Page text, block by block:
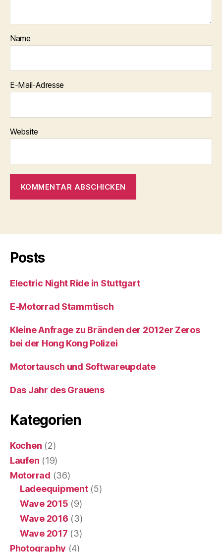
Name
E-Mail-Adresse
Website
Posts
Electric Night Ride in Stuttgart
E-Motorrad Stammtisch
Kleine Anfrage zu Bränden der 2012er Zeros
bei der Hong Kong Polizei
Motortausch und Softwareupdate
Das Jahr des Grauens
Kategorien
Kochen (2)
Laufen (19)
Motorrad (36)
Ladeequipment(5)
Wave 2015 (9)
Wave 2016 (3)
Wave 2017 (3)
Photography (4)